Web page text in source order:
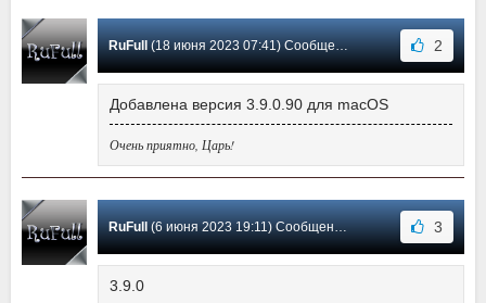
RuFull (18 июня 2023 07:41) Сообщение #12 2
Добавлена версия 3.9.0.90 для macOS
Очень приятно, Царь!
RuFull (6 июня 2023 19:11) Сообщение #11 3
3.9.0